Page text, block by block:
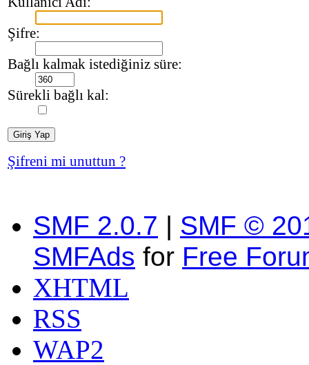
Şifre:
Bağlı kalmak istediğiniz süre:
Sürekli bağlı kal:
Şifreni mi unuttun ?
SMF 2.0.7 | SMF ©
SMFAds for Free
XHTML
RSS
WAP2